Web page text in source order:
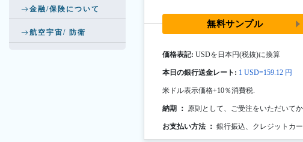
金融/保険について
航空宇宙/ 防衛
無料サンプル
価格表記: USDを日本円(税抜)に換算
本日の銀行送金レート: 1 USD=159.12 円
米ドル表示価格+10％消費税.
納期 ： 原則として、ご受注をいただいて
お支払い方法 ： 銀行振込、クレジットカ